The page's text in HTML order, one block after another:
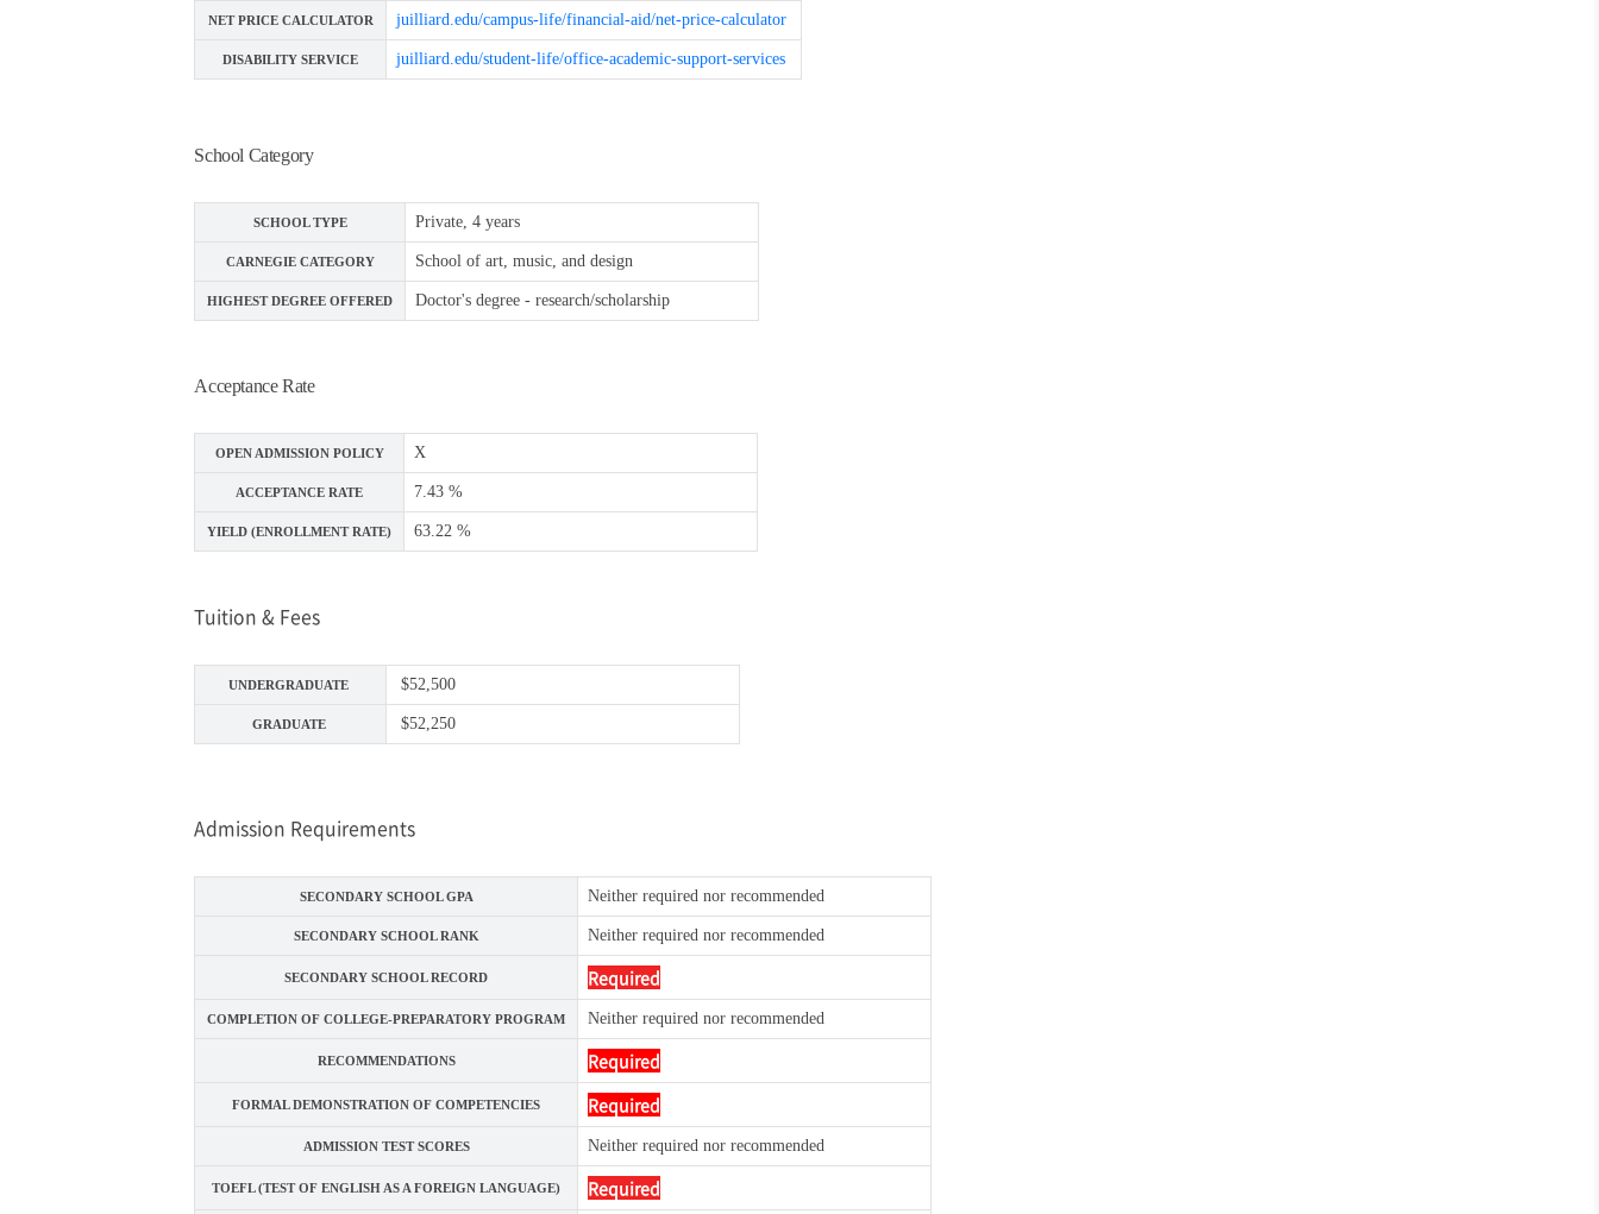
NET PRICE CALCULATOR juilliard.edu/campus-life/financial-aid/net-price-calculator
DISABILITY SERVICE juilliard.edu/student-life/office-academic-support-services
School Category
SCHOOL TYPE Private, 4 years
CARNEGIE CATEGORY School of art, music, and design
HIGHEST DEGREE OFFERED Doctor's degree - research/scholarship
Acceptance Rate
OPEN ADMISSION POLICY X
ACCEPTANCE RATE 7.43 %
YIELD (ENROLLMENT RATE) 63.22 %
Tuition & Fees
UNDERGRADUATE $52,500
GRADUATE $52,250
Admission Requirements
SECONDARY SCHOOL GPA Neither required nor recommended
SECONDARY SCHOOL RANK Neither required nor recommended
SECONDARY SCHOOL RECORD Required
COMPLETION OF COLLEGE-PREPARATORY PROGRAM Neither required nor recommended
RECOMMENDATIONS Required
FORMAL DEMONSTRATION OF COMPETENCIES Required
ADMISSION TEST SCORES Neither required nor recommended
TOEFL (TEST OF ENGLISH AS A FOREIGN LANGUAGE) Required